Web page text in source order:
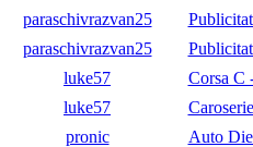
paraschivrazvan25
paraschivrazvan25
luke57 Corsa C
luke57 Caroserie
pronic Auto